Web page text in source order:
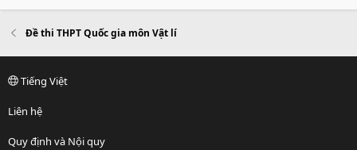
Đề thi THPT Quốc gia môn Vật lí
Tiếng Việt
Liên hệ
Quy định và Nội quy